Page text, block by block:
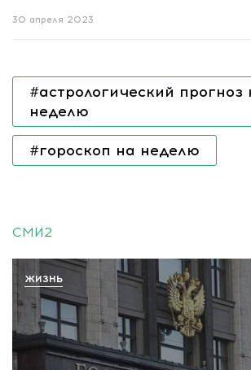
30 апреля 2023
#астрологический прогноз
неделю
#гороскоп на неделю
СМИ2
ЖИЗНЬ